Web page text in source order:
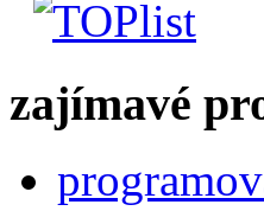
zajímavé